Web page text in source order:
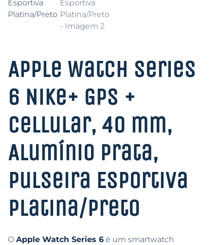
Apple Watch Series
6 Nike+ GPS +
Cellular, 40 mm,
Alumínio Prata,
Pulseira Esportiva
Platina/Preto
O Apple Watch Series 6 é um smartwatch